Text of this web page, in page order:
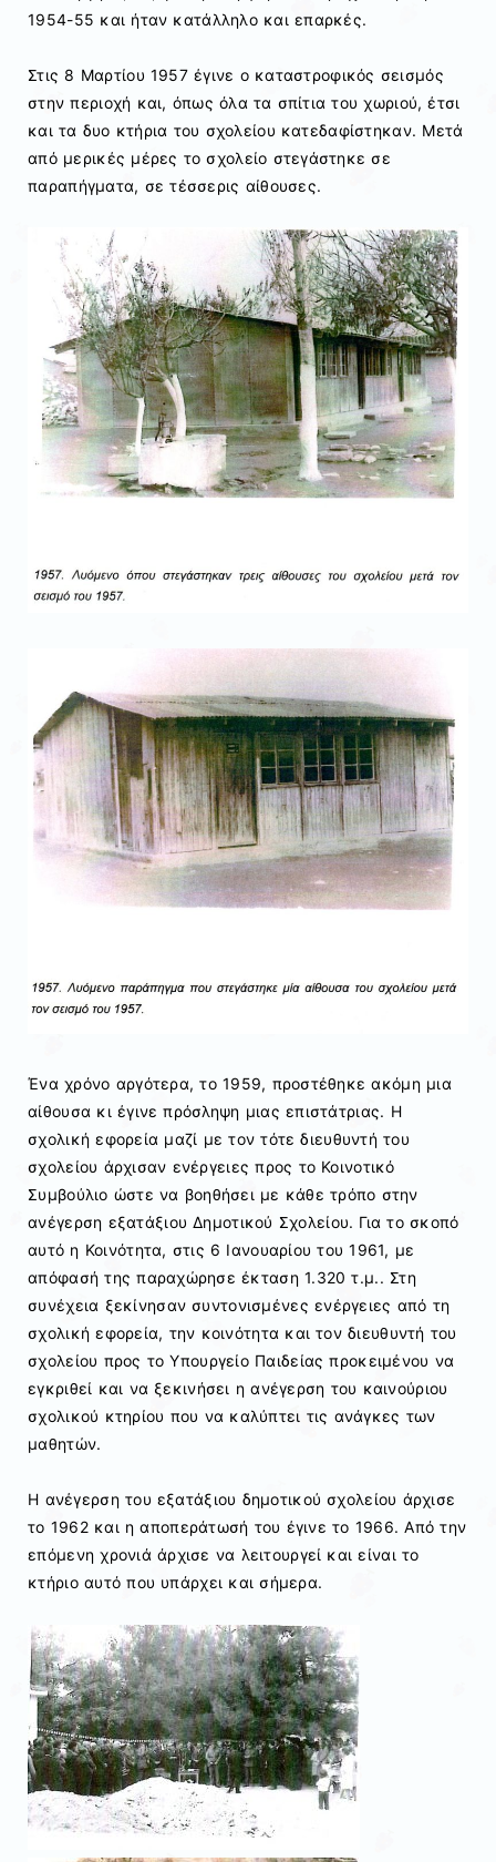
1954-55 και ήταν κατάλληλο και επαρκές.
Στις 8 Μαρτίου 1957 έγινε ο καταστροφικός σεισμός
στην περιοχή και, όπως όλα τα σπίτια του χωριού, έτσι
και τα δυο κτήρια του σχολείου κατεδαφίστηκαν. Μετά
από μερικές μέρες το σχολείο στεγάστηκε σε
παραπήγματα, σε τέσσερις αίθουσες.
Ένα χρόνο αργότερα, το 1959, προστέθηκε ακόμη μια
αίθουσα κι έγινε πρόσληψη μιας επιστάτριας. Η
σχολική εφορεία μαζί με τον τότε διευθυντή του
σχολείου άρχισαν ενέργειες προς το Κοινοτικό
Συμβούλιο ώστε να βοηθήσει με κάθε τρόπο στην
ανέγερση εξατάξιου Δημοτικού Σχολείου. Για το σκοπό
αυτό η Κοινότητα, στις 6 Ιανουαρίου του 1961, με
απόφασή της παραχώρησε έκταση 1.320 τ.μ.. Στη
συνέχεια ξεκίνησαν συντονισμένες ενέργειες από τη
σχολική εφορεία, την κοινότητα και τον διευθυντή του
σχολείου προς το Υπουργείο Παιδείας προκειμένου να
εγκριθεί και να ξεκινήσει η ανέγερση του καινούριου
σχολικού κτηρίου που να καλύπτει τις ανάγκες των
μαθητών.
Η ανέγερση του εξατάξιου δημοτικού σχολείου άρχισε
το 1962 και η αποπεράτωσή του έγινε το 1966. Από την
επόμενη χρονιά άρχισε να λειτουργεί και είναι το
κτήριο αυτό που υπάρχει και σήμερα.